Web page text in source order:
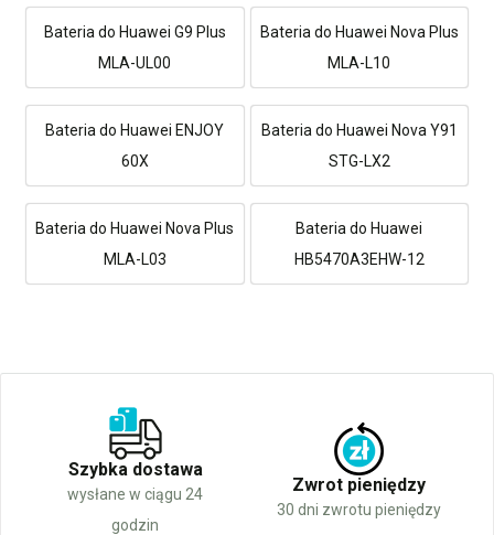
Bateria do Huawei G9 Plus
MLA-UL00
Bateria do Huawei Nova Plus
MLA-L10
Bateria do Huawei ENJOY
60X
Bateria do Huawei Nova Y91
STG-LX2
Bateria do Huawei Nova Plus
MLA-L03
Bateria do Huawei
HB5470A3EHW-12
Szybka dostawa
wysłane w ciągu 24
godzin
Zwrot pieniędzy
30 dni zwrotu pieniędzy